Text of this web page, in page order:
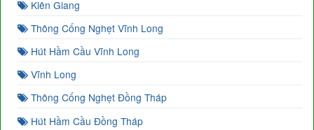
Kiên Giang
Thông Cống Nghẹt Vĩnh Long
Hút Hầm Cầu Vĩnh Long
Vĩnh Long
Thông Cống Nghẹt Đồng Tháp
Hút Hầm Cầu Đồng Tháp